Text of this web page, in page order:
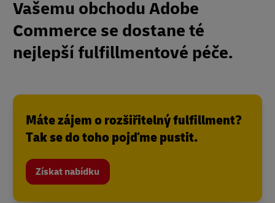
Vašemu obchodu Adobe
Commerce se dostane té
nejlepší fulfillmentové péče.
Máte zájem o rozšiřitelný fulfillment?
Tak se do toho pojďme pustit.
Získat nabídku